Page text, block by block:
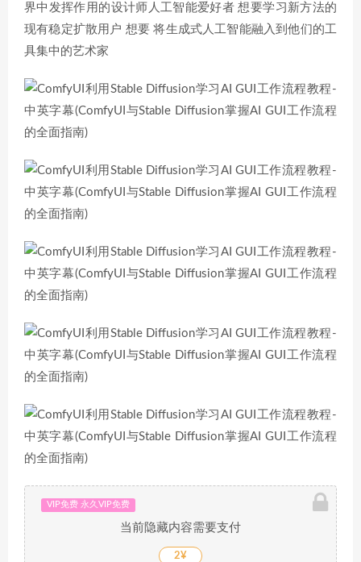
界中发挥作用的设计师人工智能爱好者 想要学习新方法的
现有稳定扩散用户 想要 将生成式人工智能融入到他们的工
具集中的艺术家
VIP免费 永久VIP免费
当前隐藏内容需要支付
2¥